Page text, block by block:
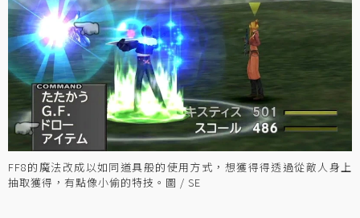
FF8的魔法改成以如同道具般的使用方式，想獲得得透過從敵人身上
抽取獲得，有點像小偷的特技。圖 / SE